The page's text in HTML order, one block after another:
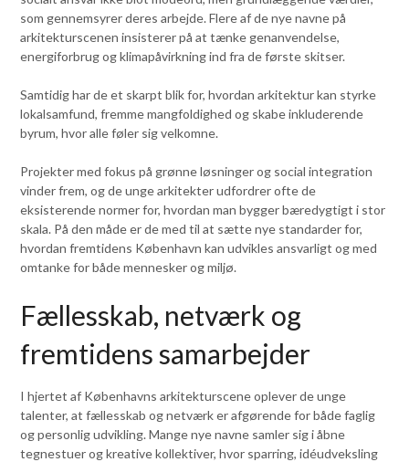
som gennemsyrer deres arbejde. Flere af de nye navne på
arkitekturscenen insisterer på at tænke genanvendelse,
energiforbrug og klimapåvirkning ind fra de første skitser.
Samtidig har de et skarpt blik for, hvordan arkitektur kan styrke
lokalsamfund, fremme mangfoldighed og skabe inkluderende
byrum, hvor alle føler sig velkomne.
Projekter med fokus på grønne løsninger og social integration
vinder frem, og de unge arkitekter udfordrer ofte de
eksisterende normer for, hvordan man bygger bæredygtigt i stor
skala. På den måde er de med til at sætte nye standarder for,
hvordan fremtidens København kan udvikles ansvarligt og med
omtanke for både mennesker og miljø.
Fællesskab, netværk og
fremtidens samarbejder
I hjertet af Københavns arkitekturscene oplever de unge
talenter, at fællesskab og netværk er afgørende for både faglig
og personlig udvikling. Mange nye navne samler sig i åbne
tegnestuer og kreative kollektiver, hvor sparring, idéudveksling